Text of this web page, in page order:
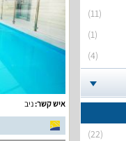
(11)
(1)
(4)
(22)
איש קשר:ניב